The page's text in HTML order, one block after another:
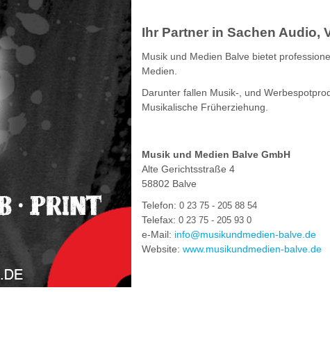
Ihr Partner in Sachen Audio,
Musik und Medien Balve bietet
Medien.
Darunter fallen Musik-, und
Musikalische Früherziehung.
Musik und Medien Balve GmbH
Alte Gerichtsstraße 4
58802 Balve
Telefon: 0 23 75 - 205 88 54
Telefax: 0 23 75 - 205 93 0
e-Mail: info@musikundmedien-balve.de
Website: www.musikundmedien-balve.de